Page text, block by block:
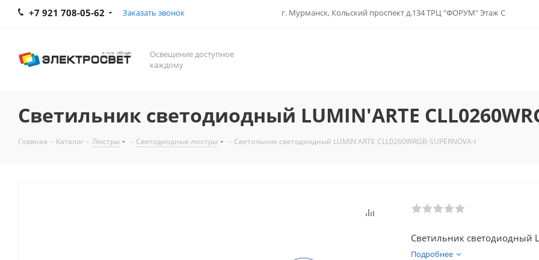
+7 921 708-05-62 Заказать звонок г. Мурманск, Кольский проспект д.134 ТРЦ "ФОРУМ" Этаж С
Освещение доступное
каждому
Светильник светодиодный LUMIN'ARTE
Главная - Каталог - Люстры - Светодиодные люстры - Светильник светодиодный LUMIN'ARTE CLL0260WRGB-SUPERNOVA-I
Светильник светодиодный
Подробнее